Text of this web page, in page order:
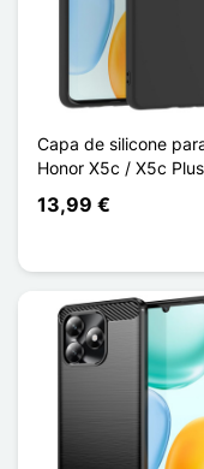
Capa de silicone
Honor X5c / X5c Plus
13,99 €